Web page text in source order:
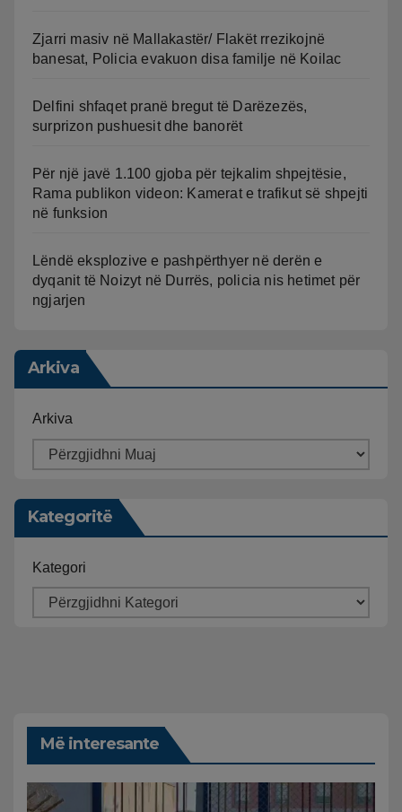
Zjarri masiv në Mallakastër/ Flakët rrezikojnë
banesat, Policia evakuon disa familje në Koilac
Delfini shfaqet pranë bregut të Darëzezës,
surprizon pushuesit dhe banorët
Për një javë 1.100 gjoba për tejkalim shpejtësie,
Rama publikon videon: Kamerat e trafikut së shpejti
në funksion
Lëndë eksplozive e pashpërthyer në derën e
dyqanit të Noizyt në Durrës, policia nis hetimet për
ngjarjen
Arkiva
Arkiva
Kategoritë
Kategori
Më interesante